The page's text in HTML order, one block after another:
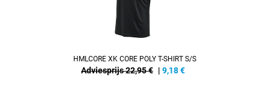
HMLCORE XK CORE POLY T-SHIRT S/S
Adviesprijs 22,95 € | 9,18€